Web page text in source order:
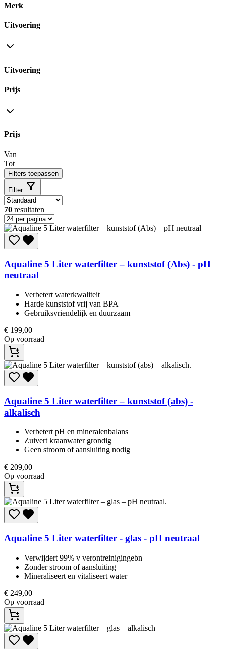
Merk
Uitvoering
Uitvoering
Prijs
Prijs
Van
Tot
Filters toepassen
Filter
70 resultaten
Aqualine 5 Liter waterfilter – kunststof (Abs) - pH
neutraal
Verbetert waterkwaliteit
Harde kunststof vrij van BPA
Gebruiksvriendelijk en duurzaam
€ 199,00
Op voorraad
Aqualine 5 Liter waterfilter – kunststof (abs) -
alkalisch
Verbetert pH en mineralenbalans
Zuivert kraanwater grondig
Geen stroom of aansluiting nodig
€ 209,00
Op voorraad
Aqualine 5 Liter waterfilter - glas - pH neutraal
Verwijdert 99% v verontreinigingebn
Zonder stroom of aansluiting
Mineraliseert en vitaliseert water
€ 249,00
Op voorraad